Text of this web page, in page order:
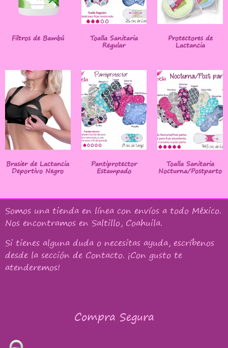
Filtros de Bambú Toalla Sanitaria
Regular
Protectores de
Lactancia
Brasier de Lactancia
Deportivo Negro
Pantiprotector
Estampado
Toalla Sanitaria
Nocturna/Postparto
Somos una tienda en línea con envíos a todo México.
Nos encontramos en Saltillo, Coahuila.
Si tienes alguna duda o necesitas ayuda, escríbenos
desde la sección de Contacto. ¡Con gusto te
atenderemos!
Compra Segura